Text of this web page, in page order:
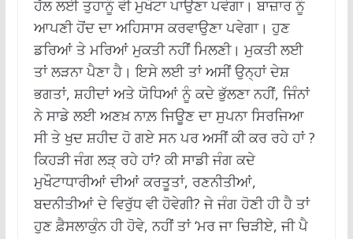
ਹੱਲ ਲਈ ਤੁਹਾਨੂੰ ਵੀ ਮੁਖੌਟਾ ਪਾਉਣਾ ਪਵੇਗਾ। ਬਾਜ਼ਾਰ ਨੂੰ
ਆਪਣੀ ਹੋਂਦ ਦਾ ਅਹਿਸਾਸ ਕਰਵਾਉਣਾ ਪਵੇਗਾ। ਹੁਣ
ਡਰਿਆਂ ਤੇ ਮਰਿਆਂ ਮੁਕਤੀ ਨਹੀਂ ਮਿਲਣੀ। ਮੁਕਤੀ ਲਈ
ਤਾਂ ਲੜਨਾ ਪੈਣਾ ਹੈ। ਇਸੇ ਲਈ ਤਾਂ ਅਸੀਂ ਉਨ੍ਹਾਂ ਦੇਸ਼
ਭਗਤਾਂ, ਸ਼ਹੀਦਾਂ ਅਤੇ ਯੋਧਿਆਂ ਨੂੰ ਕਦੇ ਭੁੱਲਣਾ ਨਹੀਂ, ਜਿੰਨਾਂ
ਨੇ ਸਾਡੇ ਲਈ ਅਣਖ਼ ਨਾਲ਼ ਜਿਊਣ ਦਾ ਸੁਪਨਾ ਸਿਰਜਿਆ
ਸੀ ਤੇ ਖੁਦ ਸ਼ਹੀਦ ਹੋ ਗਏ ਸਨ ਪਰ ਅਸੀਂ ਕੀ ਕਰ ਰਹੇ ਹਾਂ ?
ਕਿਹੜੀ ਜੰਗ ਲੜ੍ ਰਹੇ ਹਾਂ? ਕੀ ਸਾਡੀ ਜੰਗ ਕਦੇ
ਮੁਖੌਟਾਧਾਰੀਆਂ ਦੀਆਂ ਕਰਤੂਤਾਂ, ਰਣਨੀਤੀਆਂ,
ਬਦਨੀਤੀਆਂ ਦੇ ਵਿਰੁੱਧ ਵੀ ਹੋਵੇਗੀ? ਜੇ ਜੰਗ ਹੋਣੀ ਹੀ ਹੈ ਤਾਂ
ਹੁਣ ਫ਼ੈਸਲਾਕੁੰਨ ਹੀ ਹੋਵੇ, ਨਹੀਂ ਤਾਂ ‘ਮਰ ਜਾ ਚਿੜੀਏ, ਜੀ ਪੈ